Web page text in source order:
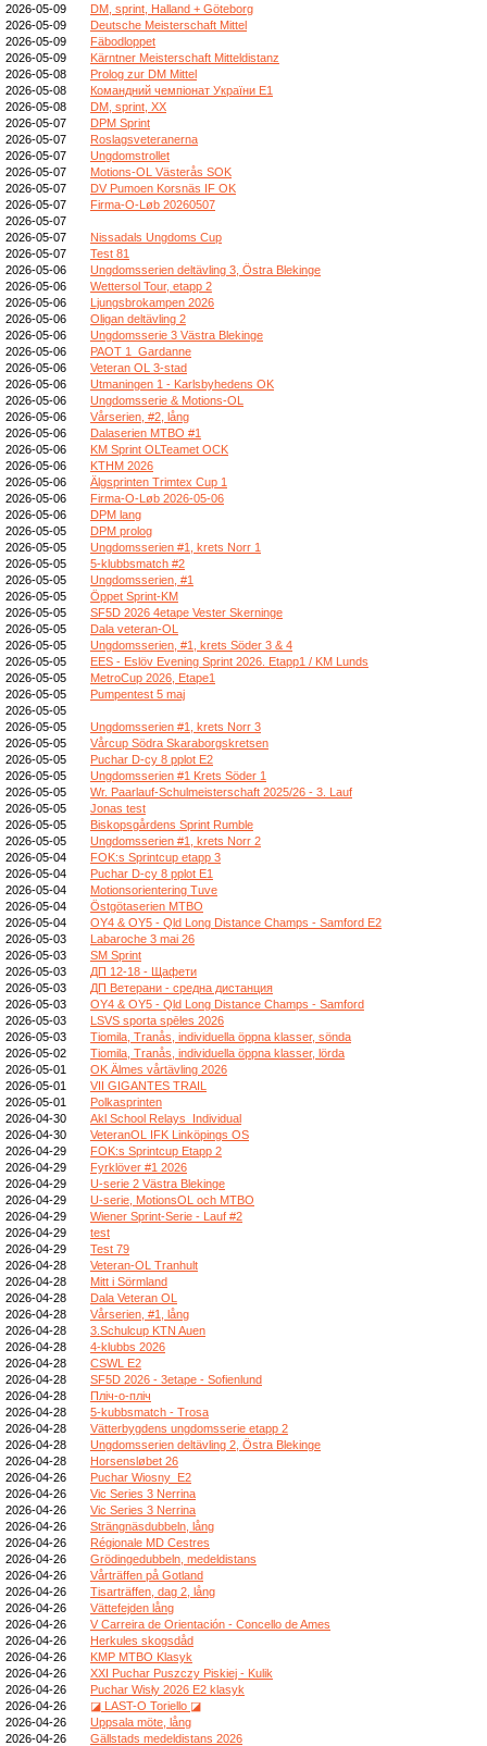
2026-05-09
DM, sprint, Halland + Göteborg
2026-05-09
Deutsche Meisterschaft Mittel
2026-05-09
Fäbodloppet
2026-05-09
Kärntner Meisterschaft Mitteldistanz
2026-05-08
Prolog zur DM Mittel
2026-05-08
Командний чемпіонат України E1
2026-05-08
DM, sprint, XX
2026-05-07
DPM Sprint
2026-05-07
Roslagsveteranerna
2026-05-07
Ungdomstrollet
2026-05-07
Motions-OL Västerås SOK
2026-05-07
DV Pumoen Korsnäs IF OK
2026-05-07
Firma-O-Løb 20260507
2026-05-07
2026-05-07
Nissadals Ungdoms Cup
2026-05-07
Test 81
2026-05-06
Ungdomsserien deltävling 3, Östra Blekinge
2026-05-06
Wettersol Tour, etapp 2
2026-05-06
Ljungsbrokampen 2026
2026-05-06
Oligan deltävling 2
2026-05-06
Ungdomsserie 3 Västra Blekinge
2026-05-06
PAOT 1_Gardanne
2026-05-06
Veteran OL 3-stad
2026-05-06
Utmaningen 1 - Karlsbyhedens OK
2026-05-06
Ungdomsserie & Motions-OL
2026-05-06
Vårserien, #2, lång
2026-05-06
Dalaserien MTBO #1
2026-05-06
KM Sprint OLTeamet OCK
2026-05-06
KTHM 2026
2026-05-06
Älgsprinten Trimtex Cup 1
2026-05-06
Firma-O-Løb 2026-05-06
2026-05-06
DPM lang
2026-05-05
DPM prolog
2026-05-05
Ungdomsserien #1, krets Norr 1
2026-05-05
5-klubbsmatch #2
2026-05-05
Ungdomsserien, #1
2026-05-05
Öppet Sprint-KM
2026-05-05
SF5D 2026 4etape Vester Skerninge
2026-05-05
Dala veteran-OL
2026-05-05
Ungdomsserien, #1, krets Söder 3 & 4
2026-05-05
EES - Eslöv Evening Sprint 2026. Etapp1 / KM Lunds
2026-05-05
MetroCup 2026, Etape1
2026-05-05
Pumpentest 5 maj
2026-05-05
2026-05-05
Ungdomsserien #1, krets Norr 3
2026-05-05
Vårcup Södra Skaraborgskretsen
2026-05-05
Puchar D-cy 8 pplot E2
2026-05-05
Ungdomsserien #1 Krets Söder 1
2026-05-05
Wr. Paarlauf-Schulmeisterschaft 2025/26 - 3. Lauf
2026-05-05
Jonas test
2026-05-05
Biskopsgårdens Sprint Rumble
2026-05-05
Ungdomsserien #1, krets Norr 2
2026-05-04
FOK:s Sprintcup etapp 3
2026-05-04
Puchar D-cy 8 pplot E1
2026-05-04
Motionsorientering Tuve
2026-05-04
Östgötaserien MTBO
2026-05-04
OY4 & OY5 - Qld Long Distance Champs - Samford E2
2026-05-03
Labaroche 3 mai 26
2026-05-03
SM Sprint
2026-05-03
ДП 12-18 - Щафети
2026-05-03
ДП Ветерани - средна дистанция
2026-05-03
OY4 & OY5 - Qld Long Distance Champs - Samford
2026-05-03
LSVS sporta spēles 2026
2026-05-03
Tiomila, Tranås, individuella öppna klasser, sönda
2026-05-02
Tiomila, Tranås, individuella öppna klasser, lörda
2026-05-01
OK Älmes vårtävling 2026
2026-05-01
VII GIGANTES TRAIL
2026-05-01
Polkasprinten
2026-04-30
Akl School Relays_Individual
2026-04-30
VeteranOL IFK Linköpings OS
2026-04-29
FOK:s Sprintcup Etapp 2
2026-04-29
Fyrklöver #1 2026
2026-04-29
U-serie 2 Västra Blekinge
2026-04-29
U-serie, MotionsOL och MTBO
2026-04-29
Wiener Sprint-Serie - Lauf #2
2026-04-29
test
2026-04-29
Test 79
2026-04-28
Veteran-OL Tranhult
2026-04-28
Mitt i Sörmland
2026-04-28
Dala Veteran OL
2026-04-28
Vårserien, #1, lång
2026-04-28
3.Schulcup KTN Auen
2026-04-28
4-klubbs 2026
2026-04-28
CSWL E2
2026-04-28
SF5D 2026 - 3etape - Sofienlund
2026-04-28
Пліч-о-пліч
2026-04-28
5-kubbsmatch - Trosa
2026-04-28
Vätterbygdens ungdomsserie etapp 2
2026-04-28
Ungdomsserien deltävling 2, Östra Blekinge
2026-04-28
Horsensløbet 26
2026-04-26
Puchar Wiosny_E2
2026-04-26
Vic Series 3 Nerrina
2026-04-26
Vic Series 3 Nerrina
2026-04-26
Strängnäsdubbeln, lång
2026-04-26
Régionale MD Cestres
2026-04-26
Grödingedubbeln, medeldistans
2026-04-26
Vårträffen på Gotland
2026-04-26
Tisarträffen, dag 2, lång
2026-04-26
Vättefejden lång
2026-04-26
V Carreira de Orientación - Concello de Ames
2026-04-26
Herkules skogsdåd
2026-04-26
KMP MTBO Klasyk
2026-04-26
XXI Puchar Puszczy Piskiej - Kulik
2026-04-26
Puchar Wisły 2026 E2 klasyk
2026-04-26
◪ LAST-O Toriello ◪
2026-04-26
Uppsala möte, lång
2026-04-26
Gällstads medeldistans 2026